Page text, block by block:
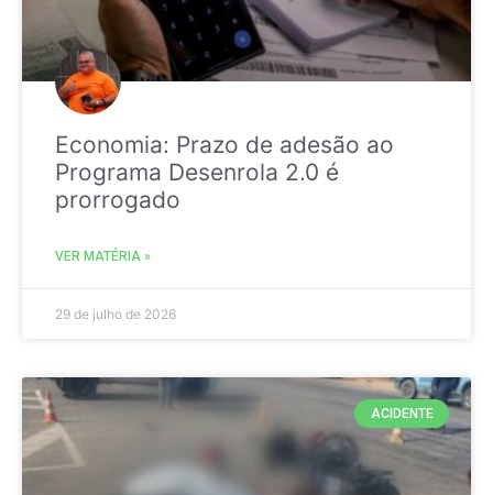
Economia: Prazo de adesão ao
Programa Desenrola 2.0 é
prorrogado
VER MATÉRIA »
29 de julho de 2026
ACIDENTE